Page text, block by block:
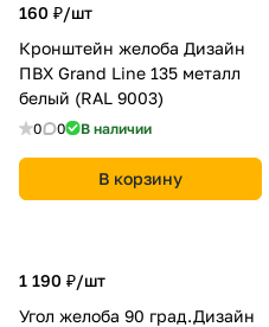
160 ₽/шт
Кронштейн желоба Дизайн
ПВХ Grand Line 135 металл
белый (RAL 9003)
0 0 В наличии
В корзину
1 190 ₽/шт
Угол желоба 90 град.Дизайн